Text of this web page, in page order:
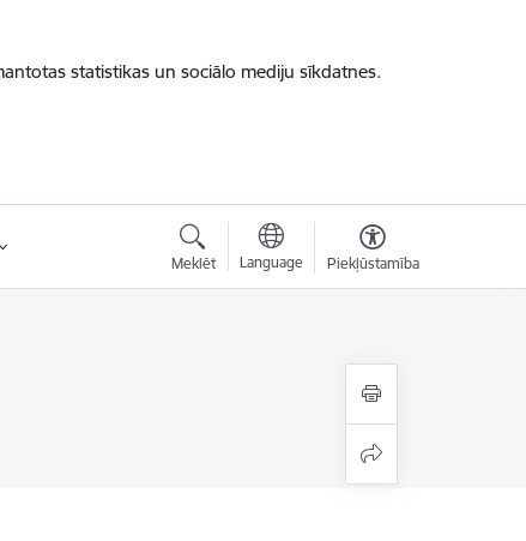
statistikas un sociālo mediju sīkdatnes.
Meklēt Language Piekļūstamība